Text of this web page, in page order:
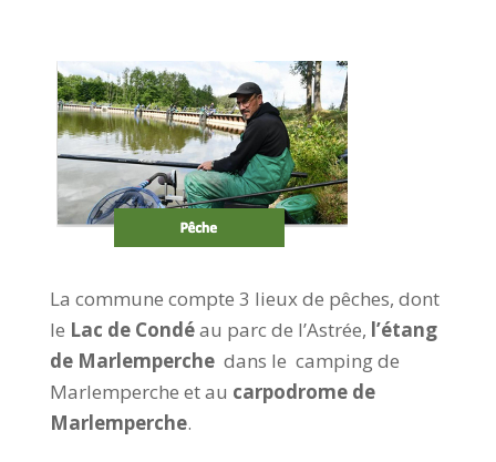
La commune compte 3 lieux de pêches, dont
le Lac de Condéau parc de l’Astrée, l’étang
de Marlemperche dans le camping de
Marlemperche et au carpodrome de
Marlemperche.